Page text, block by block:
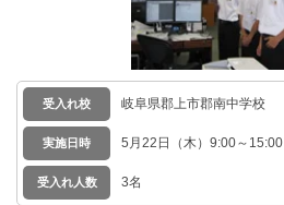
受入れ校 岐阜県郡上市郡南中学校
実施日時 5月22日（木）9:00～15:00
受入れ人数 3名